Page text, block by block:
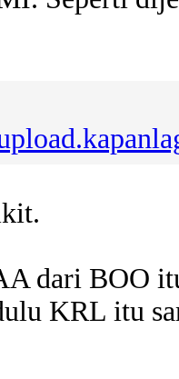
dari BOO
KRL itu